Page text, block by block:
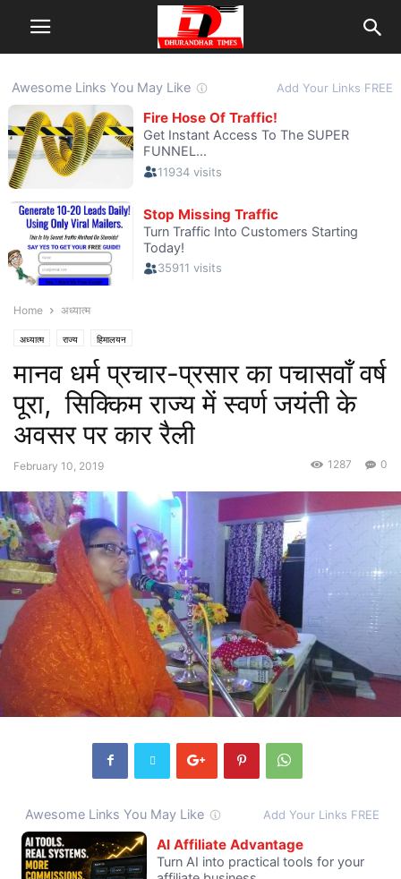
Home अध्यात्म
अध्यात्म राज्य हिमालयन
मानव धर्म प्रचार-प्रसार का पचासवाँ वर्ष
पूरा, सिक्किम राज्य में स्वर्ण जयंती के
अवसर पर कार रैली
February 10, 2019 0
1287